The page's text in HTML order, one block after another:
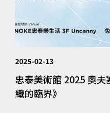
2025-02-13
忠泰美術館 2025 奧
織的臨界》